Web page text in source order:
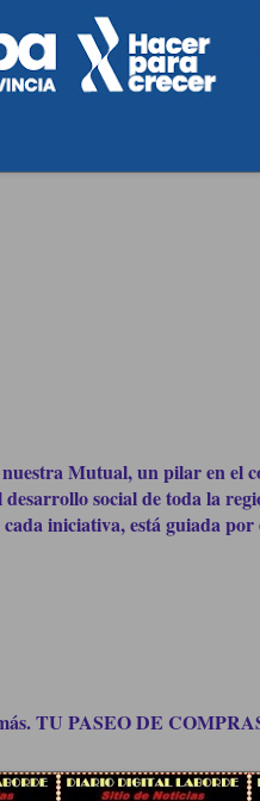
nuestra Mutual, un pilar en
social de toda la
iniciativa, está guiada
TU PASEO DE